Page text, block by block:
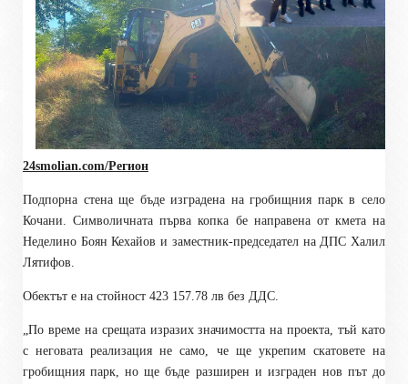
24smolian.com/Регион
Подпорна стена ще бъде изградена на гробищния парк в село
Кочани. Символичната първа копка бе направена от кмета на
Неделино Боян Кехайов и заместник-председател на ДПС Халил
Лятифов.
Обектът е на стойност 423 157.78 лв без ДДС.
„По време на срещата изразих значимостта на проекта, тъй като
с неговата реализация не само, че ще укрепим скатовете на
гробищния парк, но ще бъде разширен и изграден нов път до